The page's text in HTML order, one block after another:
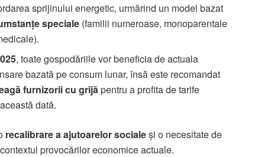
sprijinului energetic, urmărind un model bazat
speciale(familii numeroase, monoparentale
, toate gospodăriile vor beneficia de actuala
bazată pe consum lunar, însă este recomandat
furnizorii cu grijăpentru a profita de tarife
dată.
recalibrare a ajutoarelor socialeși o necesitate de
provocărilor economice actuale.